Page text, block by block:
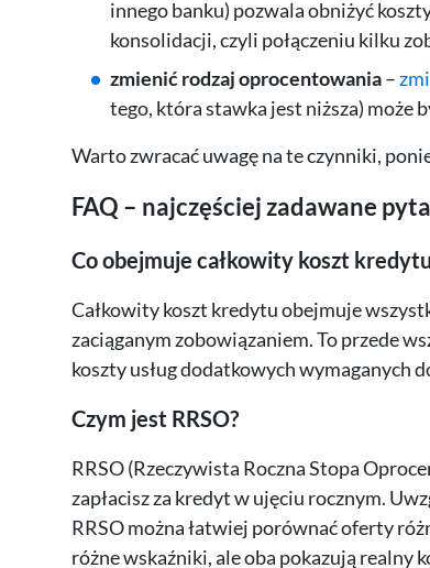
innego banku) pozwala obniżyć
konsolidacji, czyli połączeniu kilku
zmienić rodzaj oprocentowania–
tego, która stawka jest niższa) może
Warto zwracać uwagę na te czynniki,
FAQ – najczęściej zadawane
Co obejmuje całkowity koszt
Całkowity koszt kredytu obejmuje
zaciąganym zobowiązaniem. To przede
koszty usług dodatkowych wymaganych
Czym jest RRSO?
RRSO (Rzeczywista Roczna Stopa
zapłacisz za kredyt w ujęciu rocznym.
RRSO można łatwiej porównać oferty
różne wskaźniki, ale oba pokazują realny